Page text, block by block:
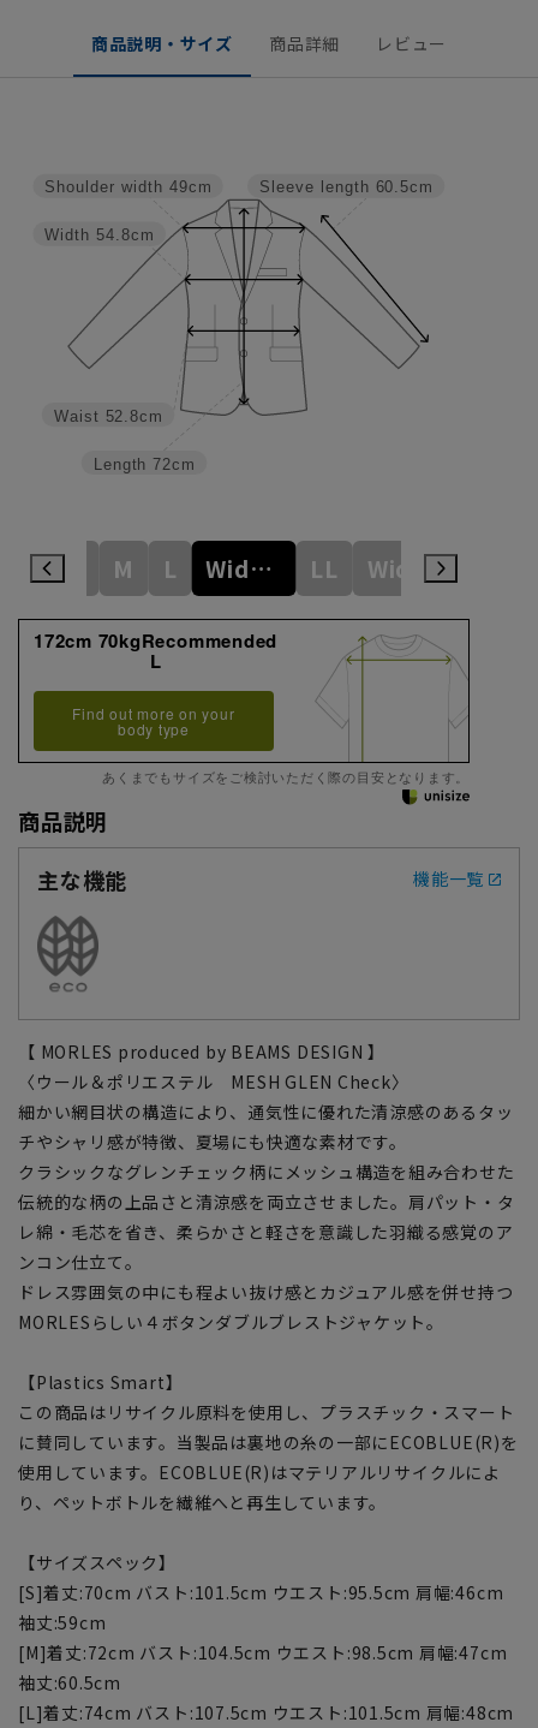
商品説明・サイズ 商品詳細 レビュー
Sleeve length 60.5cm
Length 72cm
Waist 52.8cm
Width 54.8cm
Shoulder width 49cm
M L WideM LL WideL
172cm 70kgRecommended
L
Find out more on your
body type
あくまでもサイズをご検討いただく際の目安となります。
商品説明
主な機能
機能一覧
【 MORLES produced by BEAMS DESIGN 】
〈ウール＆ポリエステル MESH GLEN Check〉
細かい網目状の構造により、通気性に優れた清涼感のあるタッ
チやシャリ感が特徴、夏場にも快適な素材です。
クラシックなグレンチェック柄にメッシュ構造を組み合わせた
伝統的な柄の上品さと清涼感を両立させました。肩パット・タ
レ綿・毛芯を省き、柔らかさと軽さを意識した羽織る感覚のア
ンコン仕立て。
ドレス雰囲気の中にも程よい抜け感とカジュアル感を併せ持つ
MORLESらしい４ボタンダブルブレストジャケット。
【Plastics Smart】
この商品はリサイクル原料を使用し、プラスチック・スマート
に賛同しています。当製品は裏地の糸の一部にECOBLUE(R)を
使用しています。ECOBLUE(R)はマテリアルリサイクルによ
り、ペットボトルを繊維へと再生しています。
【サイズスペック】
[S]着丈:70cm バスト:101.5cm ウエスト:95.5cm 肩幅:46cm
袖丈:59cm
[M]着丈:72cm バスト:104.5cm ウエスト:98.5cm 肩幅:47cm
袖丈:60.5cm
[L]着丈:74cm バスト:107.5cm ウエスト:101.5cm 肩幅:48cm